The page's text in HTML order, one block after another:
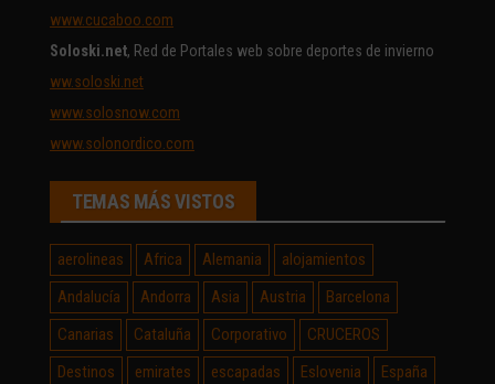
www.cucaboo.com
Soloski.net, Red de Portales web sobre deportes de invierno
ww.soloski.net
www.solosnow.com
www.solonordico.com
TEMAS MÁS VISTOS
aerolineas Africa Alemania
alojamientos
Andalucía
Andorra Asia Austria
Barcelona
Canarias
Cataluña Corporativo
CRUCEROS
Destinos
emirates escapadas Eslovenia
España